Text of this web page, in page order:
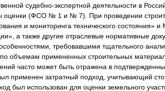
судебно-экспертной деятельности в
оценки (ФСО № 1 и № 7). При проведении
и мониторинга технического состояния»
а также другие отраслевые нормативные
требовавшими тщательного
объемам примененных строительных
часто может быть отражена в
применен затратный подход, учитывающий
был использован для оценки земельного